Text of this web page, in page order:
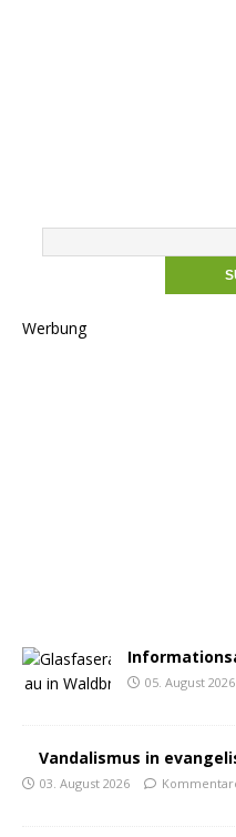
Werbung
05. August 2026
Vandalismus in
03. August 2026